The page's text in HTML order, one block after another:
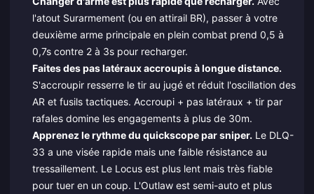
l'atout Surarmement (ou en attirail BR), passer à votre
deuxième arme principale en plein combat prend 0,5 à
0,7s contre 2 à 3s pour recharger.
Faites des pas latéraux accroupis à longue distance.
S'accroupir resserre le tir au jugé et réduit l'oscillation des
AR et fusils tactiques. Accroupi + pas latéraux + tir par
rafales domine les engagements à plus de 30m.
Apprenez le rythme du quickscope par sniper. Le DLQ-
33 a une visée rapide mais une faible résistance au
tressaillement. Le Locus est plus lent mais très fiable
pour tuer en un coup. L'Outlaw est semi-auto et plus